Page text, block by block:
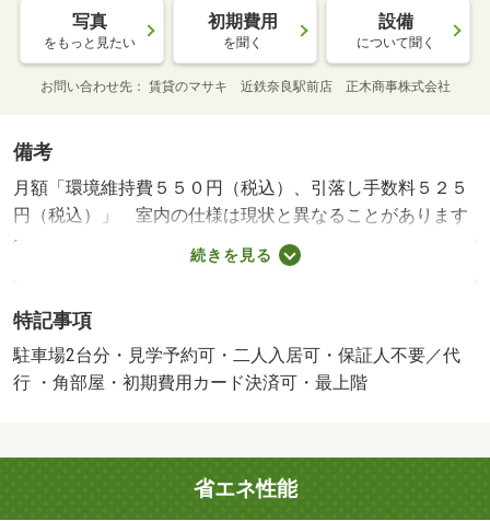
写真
をもっと見たい
初期費用
を聞く
設備
について聞く
お問い合わせ先 賃貸のマサキ 近鉄奈良駅前店 正木商事株式会社
備考
月額「環境維持費５５０円（税込）、引落し手数料５２５
円（税込）」 室内の仕様は現状と異なることがあります
ので、詳しくはスタッフまでご確認下さい。 【設
備・特記事項備考】専用バス・専用トイレ/賃貸戸数:10戸/
続きを見る
特記事項
駐車場2台分・見学予約可・二人入居可・保証人不要／代
行 ・角部屋・初期費用カード決済可・最上階
省エネ性能